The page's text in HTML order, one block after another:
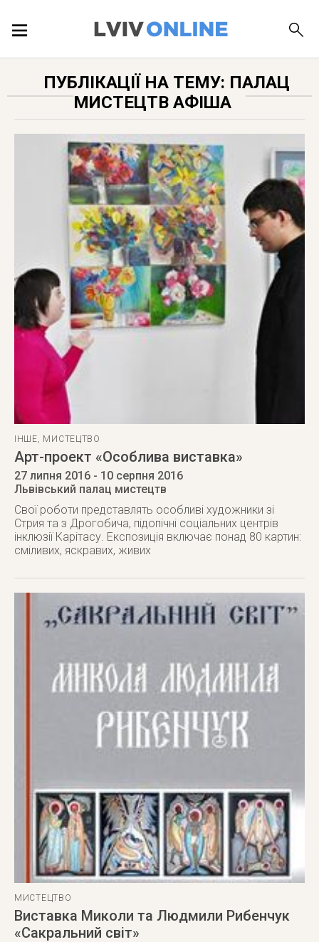
ЛОКАЦІЇ
ПУБЛІКАЦІЇ
ДОВІДКА
ПУБЛІКАЦІЇ НА ТЕМУ: ПАЛАЦ
МИСТЕЦТВ АФІША
ІНШЕ, МИСТЕЦТВО
Арт-проект «Особлива виставка»
27 липня 2016 - 10 серпня 2016
Львівський палац мистецтв
Свої роботи представлять особливі художники зі
Стрия та з Дрогобича, підопічні соціальних центрів
інклюзії Карітасу. Експозиція включає понад 80 картин:
сміливих, яскравих, живих
МИСТЕЦТВО
Виставка Миколи та Людмили Рибенчук
«Сакральний світ»